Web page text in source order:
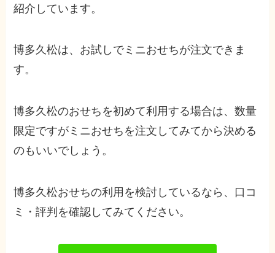
紹介しています。
博多久松は、お試しでミニおせちが注文できま
す。
博多久松のおせちを初めて利用する場合は、数量
限定ですがミニおせちを注文してみてから決める
のもいいでしょう。
博多久松おせちの利用を検討しているなら、口コ
ミ・評判を確認してみてください。